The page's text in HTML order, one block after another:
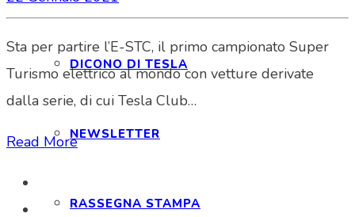
DICONO DI TESLA
NEWSLETTER
RASSEGNA STAMPA
Sta per partire l’E-STC, il primo campionato Super
Turismo elettrico al mondo con vetture derivate
dalla serie, di cui Tesla Club…
Read More